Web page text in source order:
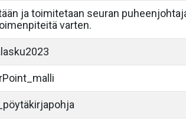
ja toimitetaan seuran
varten.